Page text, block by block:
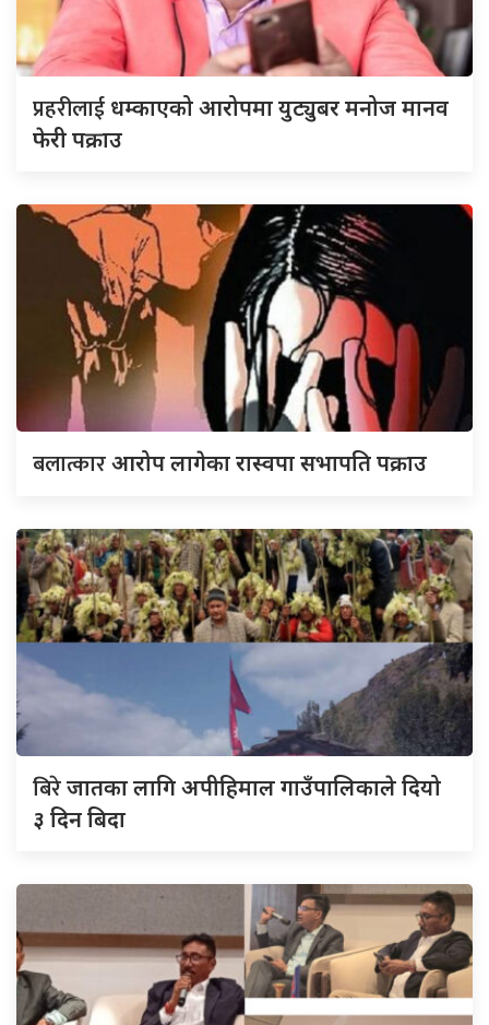
प्रहरीलाई धम्काएको आरोपमा युट्युबर मनोज मानव
फेरी पक्राउ
बलात्कारआरोप लागेका रास्वपा सभापति पक्राउ
बिरेजातका लागि अपीहिमाल गाउँपालिकाले दियो
३ दिन बिदा